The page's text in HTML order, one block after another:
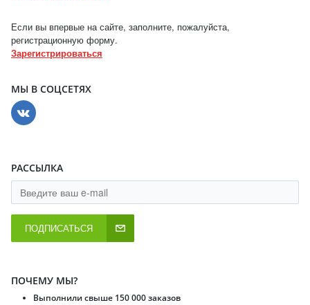
Если вы впервые на сайте, заполните, пожалуйста,
регистрационную форму.
Зарегистрироваться
МЫ В СОЦСЕТЯХ
РАССЫЛКА
ПОДПИСАТЬСЯ
ПОЧЕМУ МЫ?
Выполнили свыше 150 000 заказов